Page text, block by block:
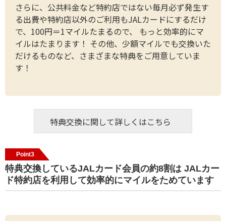
さらに、公共料金など特約店ではない毎月必ず発生す
る出費や特約店以外のご利用もJALカードにするだけ
で、100円＝1マイルたまるので、 もっと効率的にマ
イルはたまります！ その他、少額マイルでも交換いた
だけるものなど、さまざまな特典をご用意していま
す！
特典交換に関して詳しくはこちら
Point3
特典交換しているJALカード会員の約8割は JALカー
ド特約店を利用して効率的にマイルをためています